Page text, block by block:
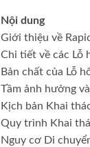
Nội dung
Giới thiệu về
Chi tiết về các Lỗ
Bản chất của Lỗ
Tầm ảnh hưởng
Kịch bản Khai
Quy trình Khai
Nguy cơ Di